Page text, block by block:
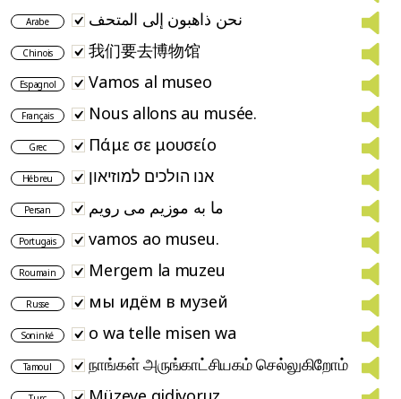
Arabe نحن ذاهبون إلى المتحف
Chinois 我们要去博物馆
Espagnol Vamos al museo
Français Nous allons au musée.
Grec Πάμε σε μουσείο
Hébreu אנו הולכים למוזיאון
Persan ما به موزیم می رویم
Portugais vamos ao museu.
Roumain Mergem la muzeu
Russe мы идём в музей
Soninké o wa telle misen wa
Tamoul நாங்கள் அருங்காட்சியகம் செல்லுகிறோம்